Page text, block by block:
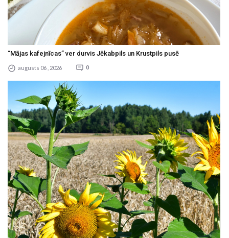
“Mājas kafejnīcas” ver durvis Jēkabpils un Krustpils pusē
augusts 06 , 2026 0